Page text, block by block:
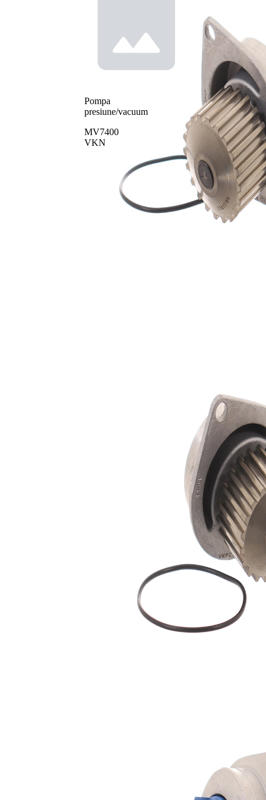
Pompa
presiune/vacuum
MV7400
VKN